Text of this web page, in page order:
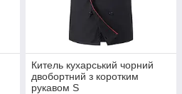
Китель кухарський чорний
двобортний з коротким
рукавом S